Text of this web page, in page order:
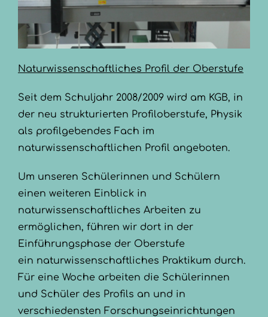
Naturwissenschaftliches Profil der Oberstufe
Seit dem Schuljahr 2008/2009 wird am KGB, in
der neu strukturierten Profiloberstufe, Physik
als profilgebendes Fach im
naturwissenschaftlichen Profil angeboten.
Um unseren Schülerinnen und Schülern
einen weiteren Einblick in
naturwissenschaftliches Arbeiten zu
ermöglichen, führen wir dort in der
Einführungsphase der Oberstufe
ein naturwissenschaftliches Praktikum durch.
Für eine Woche arbeiten die Schülerinnen
und Schüler des Profils an und in
verschiedensten Forschungseinrichtungen